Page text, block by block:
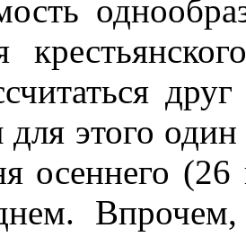
для этого
осеннего